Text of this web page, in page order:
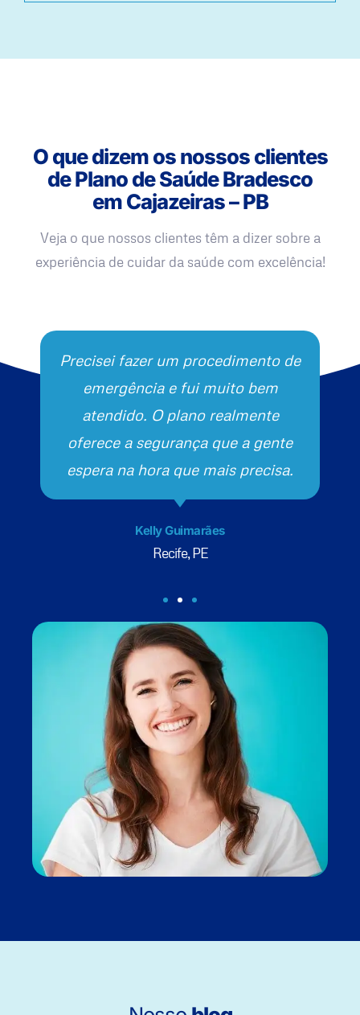
O que dizem os nossos clientes
de Plano de Saúde Bradesco
em Cajazeiras – PB
Veja o que nossos clientes têm a dizer sobre a
experiência de cuidar da saúde com excelência!
Precisei fazer um procedimento de
emergência e fui muito bem
atendido. O plano realmente
oferece a segurança que a gente
espera na hora que mais precisa.
Kelly Guimarães
Recife, PE